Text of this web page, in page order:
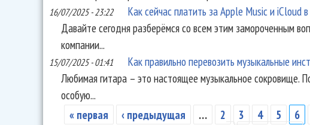
16/07/2025 - 23:22
Как сейчас платить за Apple Music и iCloud
Давайте сегодня разберёмся со всем этим замороченным
компании...
15/07/2025 - 01:41
Как правильно перевозить музыкальные
Любимая гитара – это настоящее музыкальное сокровище.
особую...
« первая ‹ предыдущая … 2 3 4 5 6